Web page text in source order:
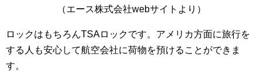
（エース株式会社webサイトより）
ロックはもちろんTSAロックです。アメリカ方面に旅行を
する人も安心して航空会社に荷物を預けることができま
す。